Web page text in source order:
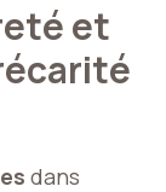
et
dans